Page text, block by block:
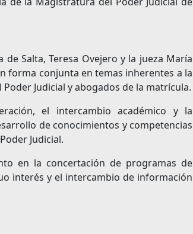
Salta, Teresa Ovejero y la jueza María
forma conjunta en temas inherentes a la
Judicial y abogados de la matrícula.
el intercambio académico y la
de conocimientos y competencias
Judicial.
en la concertación de programas de
interés y el intercambio de información